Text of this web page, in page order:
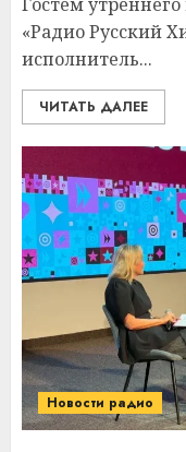
«Радио Русский
исполнитель...
ЧИТАТЬ ДАЛЕЕ
Новости радио